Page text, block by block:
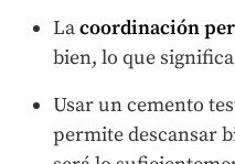
Lacoordinación
bien, lo que
Usar un cemento
permite descansar